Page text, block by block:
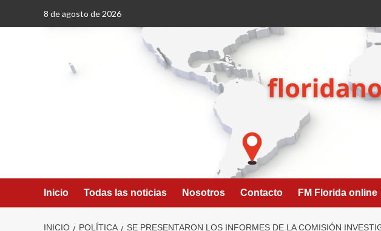
8 de agosto de 2026
Inicio Todas las noticias Nosotros Contacto FM Florida online
INICIO POLÍTICA SE PRESENTARON LOS INFORMES DE LA COMISIÓN